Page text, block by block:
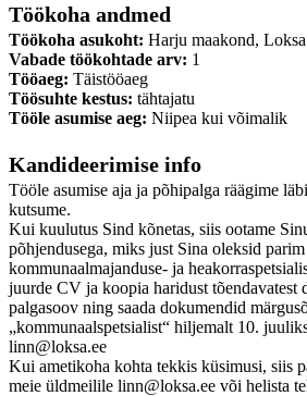
Töökoha andmed
Töökoha asukoht: Harju maakond,
Vabade töökohtade arv: 1
Tööaeg: Täistööaeg
Töösuhte kestus: tähtajatu
Tööle asumise aeg: Niipea kui võimalik
Kandideerimise info
Tööle asumise aja ja põhipalga räägime
kutsume.
Kui kuulutus Sind kõnetas, siis ootame
põhjendusega, miks just Sina oleksid
kommunaalmajanduse- ja
juurde CV ja koopia haridust tõendavatest
palgasoov ning saada dokumendid
„kommunaalspetsialist“ hiljemalt 10.
linn@loksa.ee
Kui ametikoha kohta tekkis küsimusi, siis
meie üldmeilile linn@loksa.ee või helista